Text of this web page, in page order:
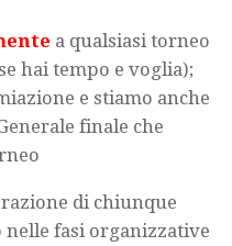
a qualsiasi torneo
hai tempo e voglia);
e stiamo anche
finale che
di chiunque
fasi organizzative